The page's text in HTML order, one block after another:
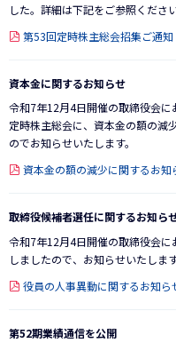
した。詳細は下記をご参照ください
第53回定時株主総会招集ご通知
資本金に関するお知らせ
令和7年12月4日開催の取締役会
定時株主総会に、資本金の額の減
のでお知らせいたします。
資本金の額の減少に関するお知
取締役候補者選任に関するお知ら
令和7年12月4日開催の取締役会
しましたので、お知らせいたします
役員の人事異動に関するお知ら
第52期業績通信を公開